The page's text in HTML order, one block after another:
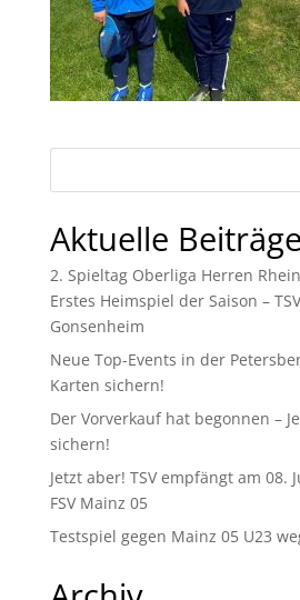
Aktuelle Beiträge
2. Spieltag Oberliga Herren
Erstes Heimspiel der Saison –
Gonsenheim
Neue Top-Events in der
Karten sichern!
Der Vorverkauf hat begonnen –
sichern!
Jetzt aber! TSV empfängt am 08.
FSV Mainz 05
Testspiel gegen Mainz 05 U23